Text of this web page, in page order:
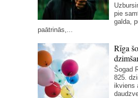
pie
galda,
paātrinās,...
Rīga
Šogad
825.
ikviens